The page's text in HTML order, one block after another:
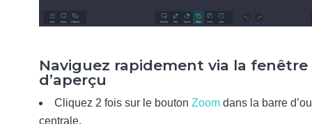
Naviguez rapidement via la fenêtre
d’aperçu
Cliquez 2 fois sur le bouton Zoom dans la barre
centrale.